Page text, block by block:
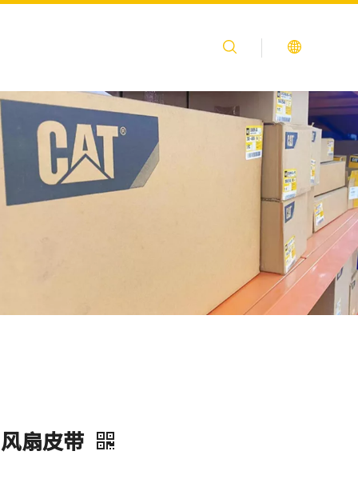
扇皮带